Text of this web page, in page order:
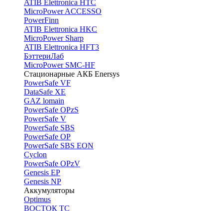
ATIB Elettronica HTC
MicroPower ACCESSO
PowerFinn
ATIB Elettronica HKC
MicroPower Sharp
ATIB Elettronica HFT3
БэттериЛаб
MicroPower SMC-HF
Стационарные АКБ Enersys
PowerSafe VF
DataSafe XE
GAZ lomain
PowerSafe OPzS
PowerSafe V
PоwerSafe SBS
PowerSafe OP
PоwerSafe SBS EON
Cyclon
PowerSafe OPzV
Genesis EP
Genesis NP
Аккумуляторы
Optimus
ВОСТОК ТС